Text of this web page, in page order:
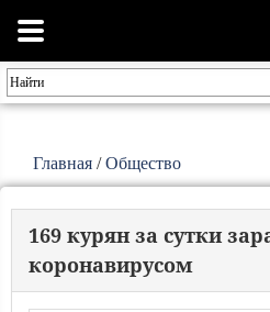
Главная /Общество
169 курян за сутки
коронавирусом